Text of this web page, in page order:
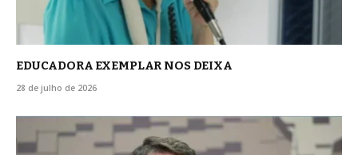
EDUCADORA EXEMPLAR NOS DEIXA
28 de julho de 2026